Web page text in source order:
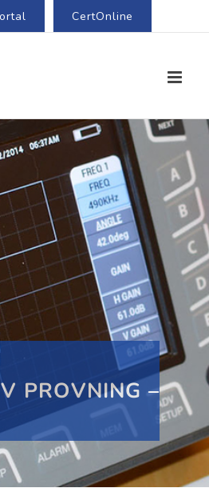
CertOnline
PROVNING –